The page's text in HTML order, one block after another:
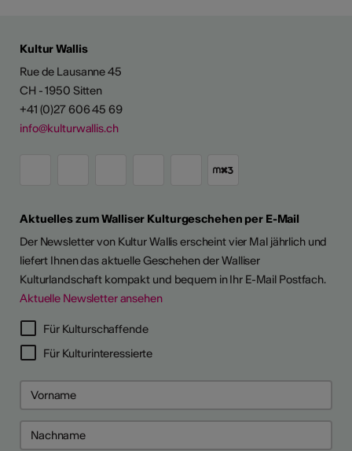
Kultur Wallis
Rue de Lausanne 45
CH - 1950 Sitten
+41 (0)27 606 45 69
info@kulturwallis.ch
Aktuelles zum Walliser Kulturgeschehen per E-Mail
Der Newsletter von Kultur Wallis erscheint vier Mal jährlich und
liefert Ihnen das aktuelle Geschehen der Walliser
Kulturlandschaft kompakt und bequem in Ihr E-Mail Postfach.
Aktuelle Newsletter ansehen
Für Kulturschaffende
Für Kulturinteressierte